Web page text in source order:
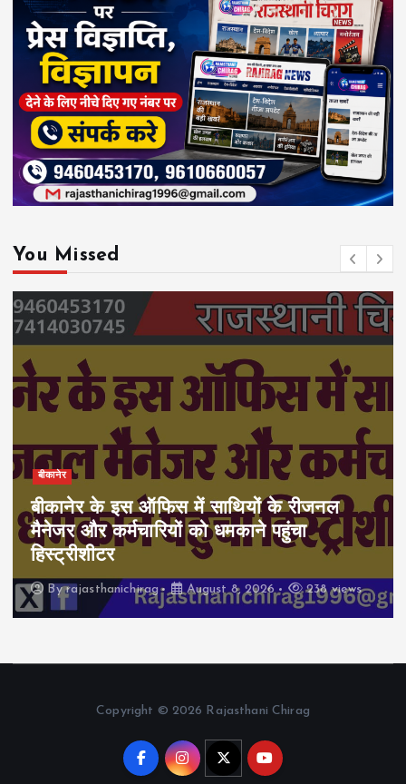
You Missed
बीकानेर
बीकानेर के इस ऑफिस में साथियों के रीजनल
मैनेजर और कर्मचारियों को धमकाने पहुंचा
हिस्ट्रीशीटर
Byrajasthanichirag August 8, 2026 238 views
Copyright © 2026 Rajasthani Chirag